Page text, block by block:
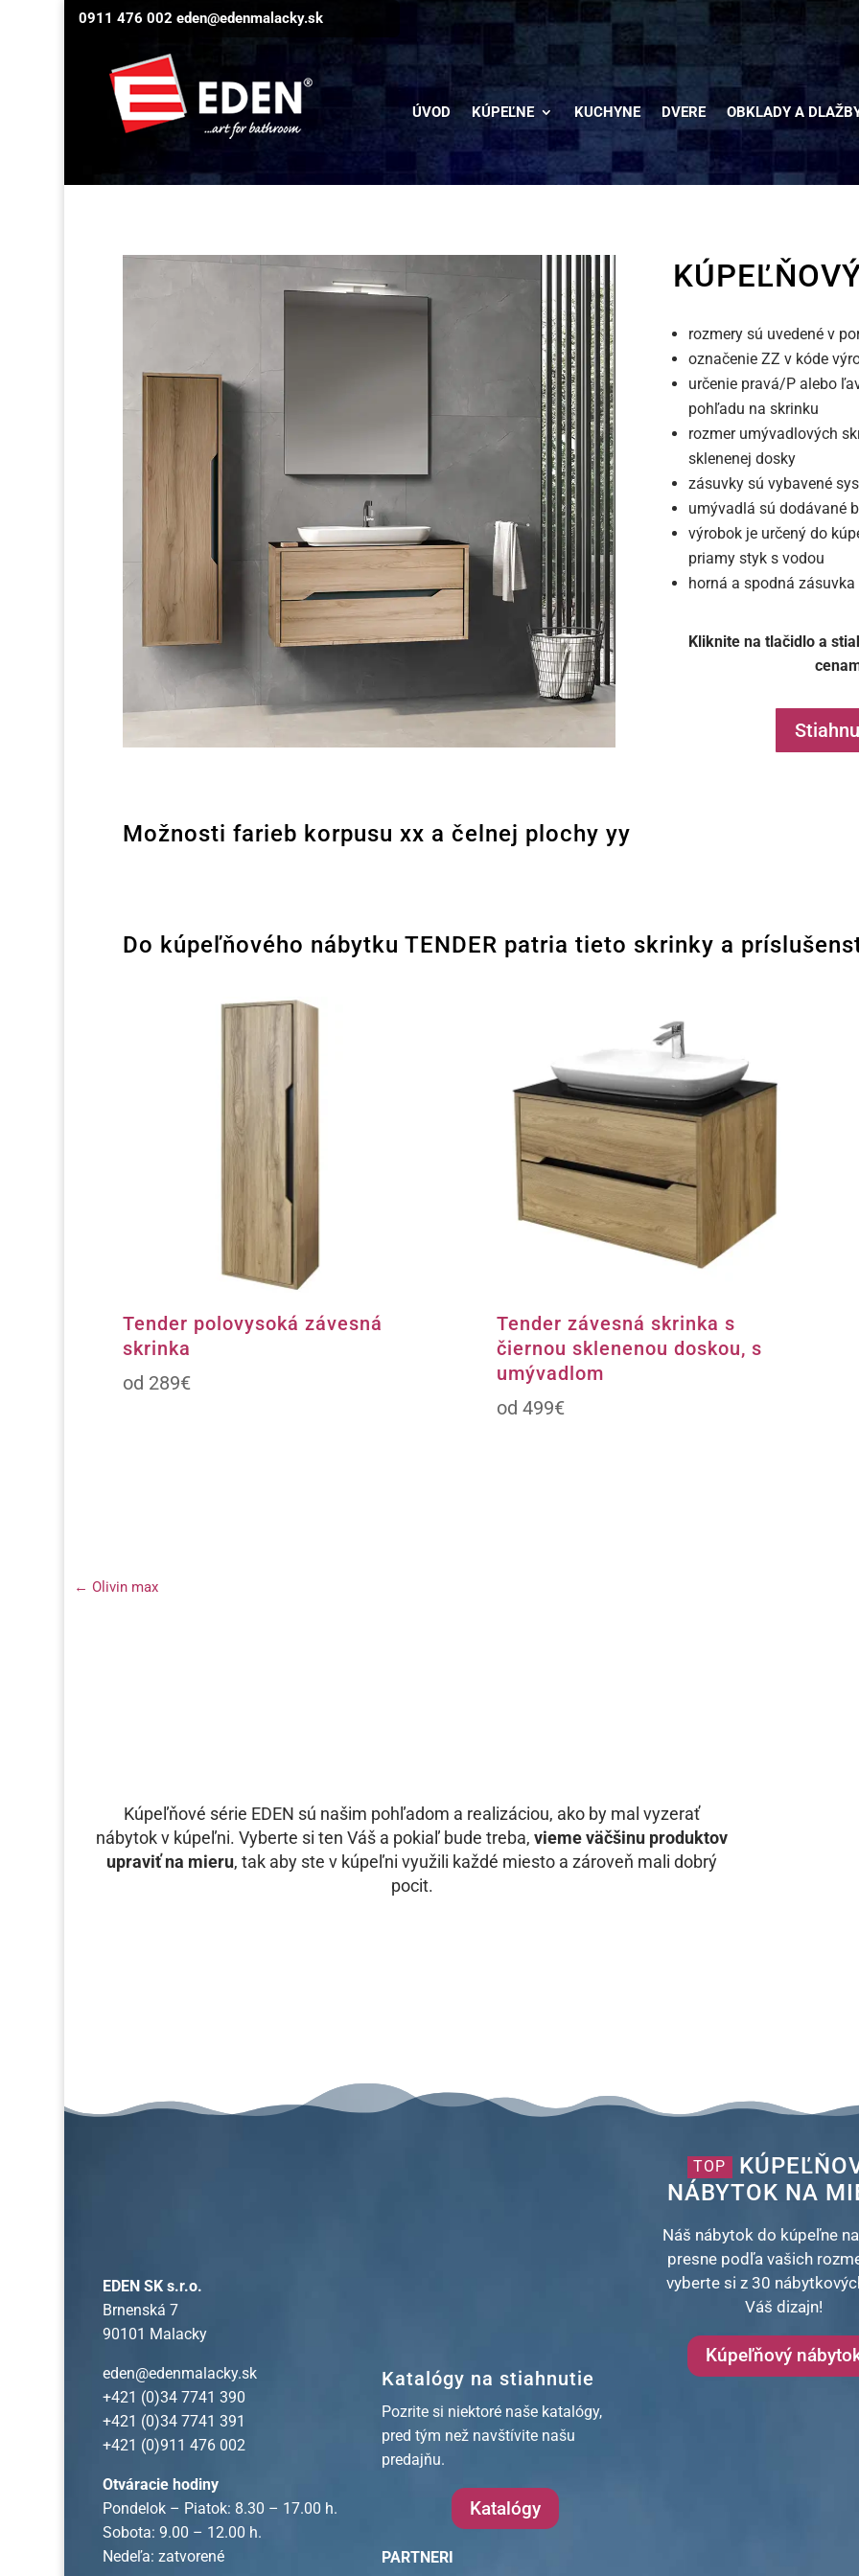
0911 476 002 eden@edenmalacky.sk
ÚVOD KÚPEĽNE KUCHYNE DVERE OBKLADY A
rozmery sú uvedené v
označenie ZZ v kóde
určenie pravá/P alebo
pohľadu na skrinku
rozmer umývadlových
sklenenej dosky
zásuvky sú vybavené
umývadlá sú dodávané
výrobok je určený do
priamy styk s vodou
horná a spodná
Kliknite na tlačidlo a
Možnosti farieb korpusu xx a čelnej plochy yy
Do kúpeľňového nábytku TENDER patria tieto skrinky a
Tender polovysoká závesná
skrinka
289€
Tender závesná skrinka s
čiernou sklenenou doskou, s
umývadlom
499€
← Olivin max
Kúpeľňové série EDEN sú našim pohľadom a realizáciou, ako by mal vyzerať
nábytok v kúpeľni. Vyberte si ten Váš a pokiaľ bude treba, vieme väčšinu produktov
upraviť na mieru, tak aby ste v kúpeľni využili každé miesto a zároveň mali dobrý
pocit.
EDEN SK s.r.o.
Brnenská 7
90101 Malacky
eden@edenmalacky.sk
+421 (0)34 7741 390
+421 (0)34 7741 391
+421 (0)911 476 002
Otváracie hodiny
Pondelok – Piatok: 8.30 – 17.00 h.
Sobota: 9.00 – 12.00 h.
Nedeľa: zatvorené
Katalógy na stiahnutie
Pozrite si niektoré naše katalógy,
pred tým než navštívite našu
predajňu.
Katalógy
PARTNERI
TOP
NÁBYTOK NA
Náš nábytok do kúpeľne
presne podľa vašich
vyberte si z 30
Váš dizajn!
Kúpeľňový